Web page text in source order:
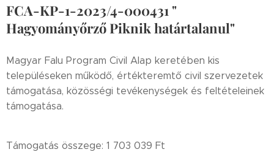
FCA-KP-1-2023/4-000431 "
Hagyományőrző Piknik határtalanul"
Magyar Falu Program Civil Alap keretében kis
településeken működő, értékteremtő civil szervezetek
támogatása, közösségi tevékenységek és feltételeinek
támogatása.
Támogatás összege: 1 703 039 Ft